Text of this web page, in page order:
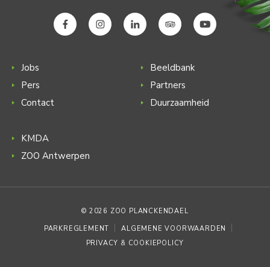
Jobs
Pers
Contact
Beeldbank
Partners
Duurzaamheid
KMDA
ZOO Antwerpen
© 2026 ZOO PLANCKENDAEL
PARKREGLEMENT
ALGEMENE VOORWAARDEN
PRIVACY & COOKIEPOLICY